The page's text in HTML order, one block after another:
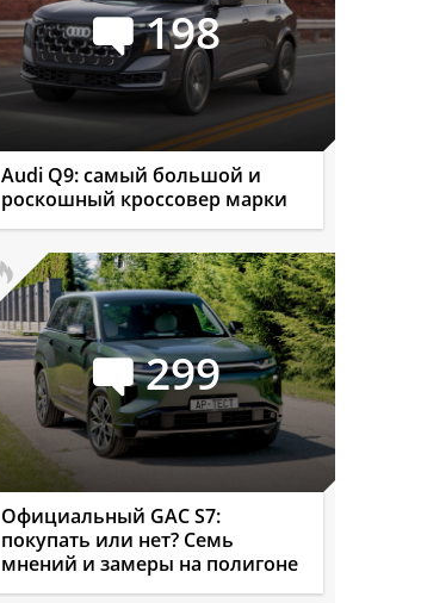
198
Audi Q9: самый большой и
роскошный кроссовер марки
299
Официальный GAC S7:
покупать или нет? Семь
мнений и замеры на полигоне